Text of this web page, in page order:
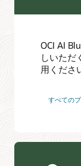
OCI AI
しいただ
用くださ
すべての